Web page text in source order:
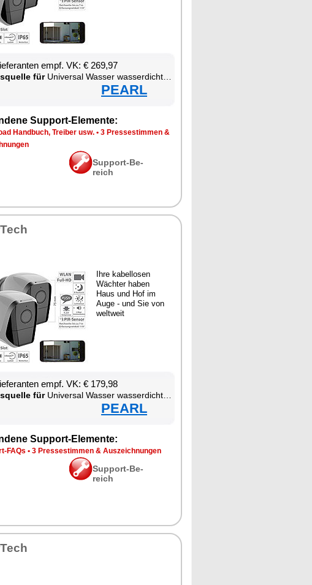
empf. VK: € 269,97
fürUni­ver­sal Was­ser was­ser­dich­ter W-LAN was­ser­fest staub­dicht Smart­pho­ne
PEARL
Sup­port-Ele­men­te:
Hand­buch, Trei­ber usw. • 3 Pres­se­stim­men &
Sup­port-Be­
reich
Ih­re ka­bel­lo­sen
Wäch­ter ha­ben
Haus und Hof im
Au­ge - und Sie von
welt­weit
empf. VK: € 179,98
fürUni­ver­sal Was­ser was­ser­dich­ter W-LAN was­ser­fest staub­dicht Smart­pho­ne
PEARL
Sup­port-Ele­men­te:
FAQs • 3 Pres­se­stim­men & Aus­zeich­nun­gen
Sup­port-Be­
reich